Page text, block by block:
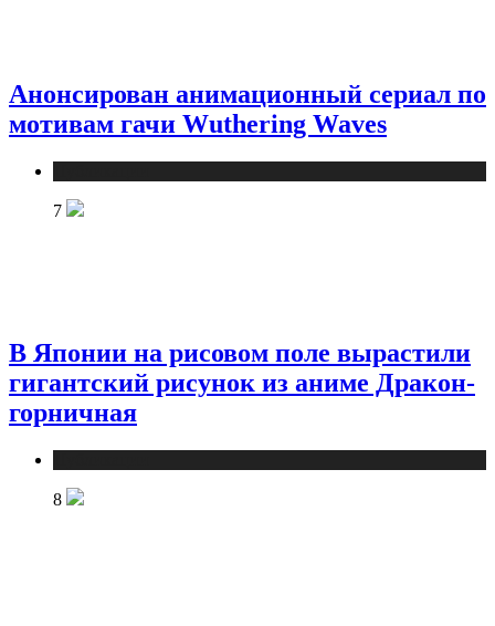
Анонсирован анимационный сериал по
мотивам гачи Wuthering Waves
7
В Японии на рисовом поле вырастили
гигантский рисунок из аниме Дракон-
горничная
8